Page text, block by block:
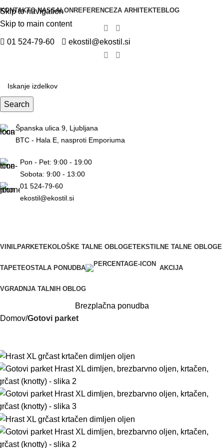
Skip to navigation
Skip to main content
KONTAKTO NASSALON REFERENCEZA ARHITEKTEBLOG
01 524-79-60 ekostil@ekostil.si
Search
Španska ulica 9, Ljubljana
BTC - Hala E, nasproti Emporiuma
Pon - Pet: 9:00 - 19:00
Sobota: 9:00 - 13:00
01 524-79-60
ekostil@ekostil.si
VINILPARKETEKOLOŠKE TALNE OBLOGETEKSTILNE TALNE OBLOGE
TAPETEOSTALA PONUDBA AKCIJA
VGRADNJA TALNIH OBLOG
Brezplačna ponudba
Domov Gotovi parket